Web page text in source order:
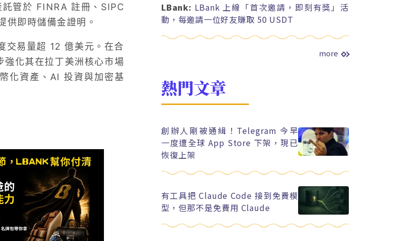
管於 FINRA 註冊、SIPC
即時儲備金證明。
易量超 12 億美元。在合
化其在拉丁美洲核心市場
化資產、AI 投資與加密基
LBank: LBank 上線「首次邀請，即刻有獎」活
動，每邀請一位好友賺取 50 USDT
more
熱門文章
創辦人剛被通緝！Telegram 今早
一度遭全球 App Store 下架，現已
恢復上架
有工具把 Claude Code 接到免費模
型，但那不是免費用 Claude